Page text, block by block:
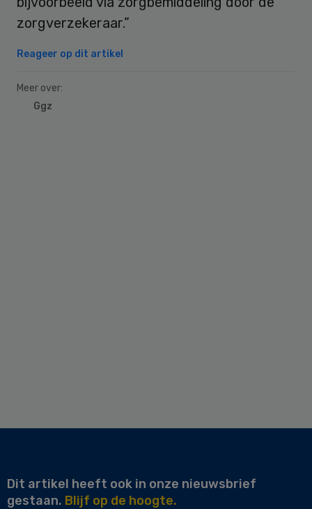
zorgverzekeraar.”
Reageer op dit artikel
Meer over:
Ggz
Dit artikel heeft ook in onze nieuwsbrief
gestaan. Blijf op de hoogte.